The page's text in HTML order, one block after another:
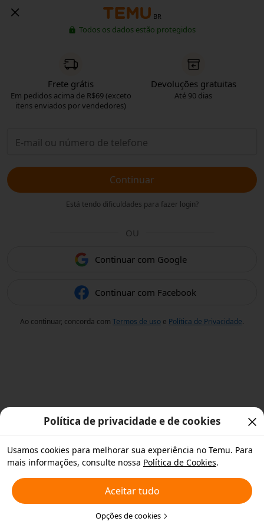
BR
Todos os dados estão protegidos
Frete grátis
Em pedidos acima de R$69 (exceto
itens enviados por vendedores)
Devoluções gratuitas
Até 90 dias
Continuar
Está tendo dificuldades para fazer login?
OU
Continuar com Google
Continuar com Facebook
Ao continuar, concorda com Termos de uso e Política de Privacidade.
Política de privacidade e de cookies
Usamos cookies para melhorar sua experiência no Temu. Para
mais informações, consulte nossa Política de Cookies.
Aceitar tudo
Opções de cookies